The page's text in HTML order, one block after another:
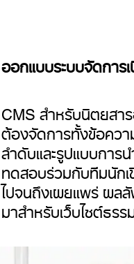
ออกแบบระบบจัดกา
CMS สำหรับนิตยสา
ต้องจัดการทั้งข้อคว
ลำดับและรูปแบบการ
ทดสอบร่วมกับทีมนัก
ไปจนถึงเผยแพร่ ผล
มาสำหรับเว็บไซต์ธร